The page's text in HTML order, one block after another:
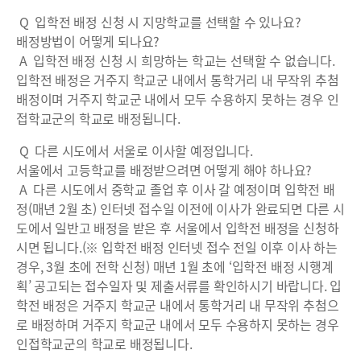
Q 입학전 배정 신청 시 지망학교를 선택할 수 있나요?
배정방법이 어떻게 되나요?
A 입학전 배정 신청 시 희망하는 학교는 선택할 수 없습니다.
입학전 배정은 거주지 학교군 내에서 통학거리 내 무작위 추첨
배정이며 거주지 학교군 내에서 모두 수용하지 못하는 경우 인
접학교군의 학교로 배정됩니다.
Q 다른 시도에서 서울로 이사할 예정입니다.
서울에서 고등학교를 배정받으려면 어떻게 해야 하나요?
A 다른 시도에서 중학교 졸업 후 이사 갈 예정이며 입학전 배
정(매년 2월 초) 인터넷 접수일 이전에 이사가 완료되면 다른 시
도에서 일반고 배정을 받은 후 서울에서 입학전 배정을 신청하
시면 됩니다.(※ 입학전 배정 인터넷 접수 전일 이후 이사 하는
경우, 3월 초에 전학 신청) 매년 1월 초에 ‘입학전 배정 시행계
획’ 공고되는 접수일자 및 제출서류를 확인하시기 바랍니다. 입
학전 배정은 거주지 학교군 내에서 통학거리 내 무작위 추첨으
로 배정하며 거주지 학교군 내에서 모두 수용하지 못하는 경우
인접학교군의 학교로 배정됩니다.